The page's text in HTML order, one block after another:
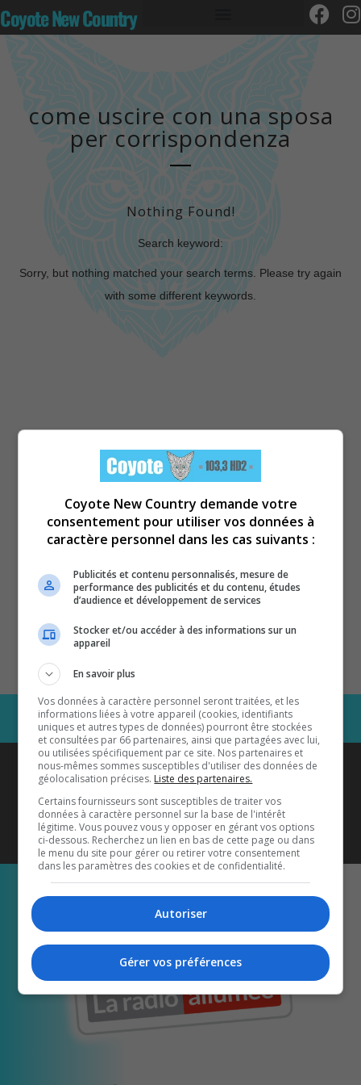
Coyote New Country
come uscire con una sposa
per corrispondenza
Nothing Found!
Search keyword:
Sorry, but nothing matched your search terms. Please try again
with some different keywords.
Coyote New Countryest diffusé
également sur1033 HD2
Écoutez-nous aussi sur…
Coyote New Country demande votre
consentement pour utiliser vos données à
caractère personnel dans les cas suivants :
Publicités et contenu personnalisés, mesure de
performance des publicités et du contenu, études
d’audience et développement de services
Stocker et/ou accéder à des informations sur un
appareil
En savoir plus
Vos données à caractère personnel seront traitées, et les
informations liées à votre appareil (cookies, identifiants
uniques et autres types de données) pourront être stockées
et consultées par 66 partenaires, ainsi que partagées avec lui,
ou utilisées spécifiquement par ce site. Nos partenaires et
nous-mêmes sommes susceptibles d'utiliser des données de
géolocalisation précises. Liste des partenaires.
Certains fournisseurs sont susceptibles de traiter vos
données à caractère personnel sur la base de l'intérêt
légitime. Vous pouvez vous y opposer en gérant vos options
ci-dessous. Recherchez un lien en bas de cette page ou dans
le menu du site pour gérer ou retirer votre consentement
dans les paramètres des cookies et de confidentialité.
Autoriser
Gérer vos préférences